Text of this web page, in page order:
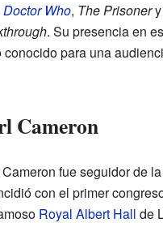
Doctor Who, The Prisonery
. Su presencia en
para una
Cameron
fue seguidor de
con el primer
Royal Albert Hall de